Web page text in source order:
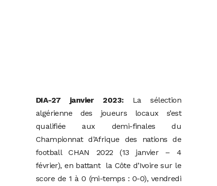
DIA-27 janvier 2023: La sélection
algérienne des joueurs locaux s’est
qualifiée aux demi-finales du
Championnat d’Afrique des nations de
football CHAN 2022 (13 janvier – 4
février), en battant la Côte d’Ivoire sur le
score de 1 à 0 (mi-temps : 0-0), vendredi